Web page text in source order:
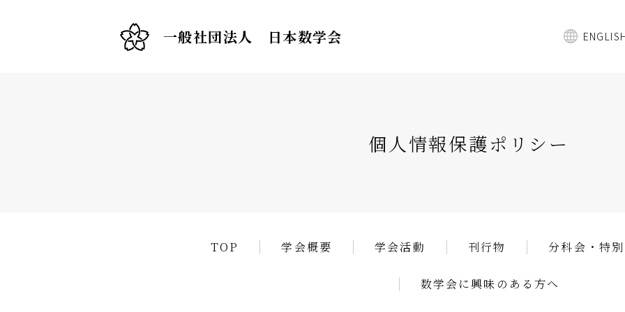
一般社団法人 日本数学会 ENGLISH
個人情報保護ポリシー
TOP 学会概要 学会活動 刊行物 分科会・特
数学会に興味のある方へ